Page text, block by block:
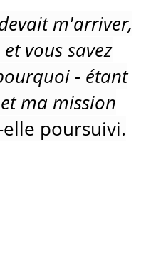
m'arriver,
vous savez
- étant
ma mission
elle poursuivi.